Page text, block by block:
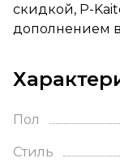
скидкой, P-
дополнением
Пол
Стиль